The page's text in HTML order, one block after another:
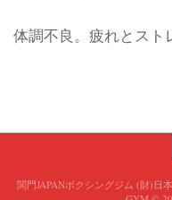
体調不良。疲れとス
関門JAPANボクシングジム (財)日